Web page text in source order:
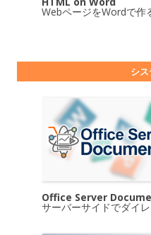
WebページをWordで作
シ
Office Server
サーバーサイドでダイ